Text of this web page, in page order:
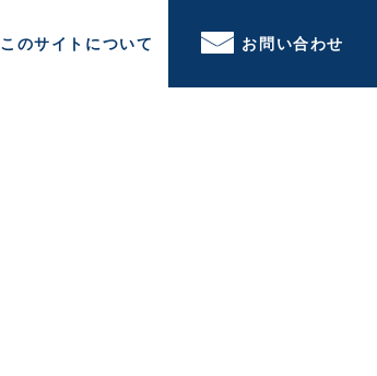
このサイトについて お問い合わせ